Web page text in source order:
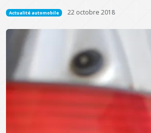
Actualité automobile 22 octobre 2018